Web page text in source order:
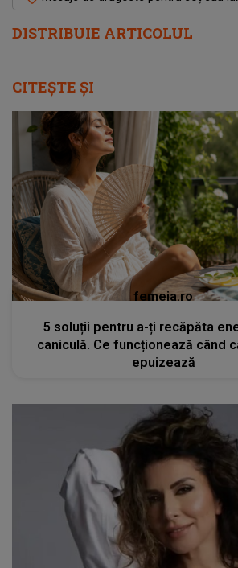
DISTRIBUIE ARTICOLUL
CITEȘTE ȘI
femeia.ro
5 soluții pentru a-ți recăpăta
caniculă. Ce funcționează când
epuizează